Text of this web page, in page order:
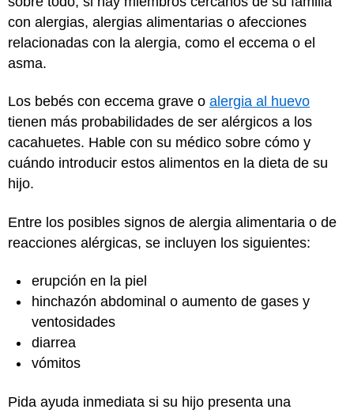
con alergias, alergias alimentarias o afecciones
relacionadas con la alergia, como el eccema o el
asma.
Los bebés con eccema grave o alergia al huevo
tienen más probabilidades de ser alérgicos a los
cacahuetes. Hable con su médico sobre cómo y
cuándo introducir estos alimentos en la dieta de su
hijo.
Entre los posibles signos de alergia alimentaria o de
reacciones alérgicas, se incluyen los siguientes:
erupción en la piel
hinchazón abdominal o aumento de gases y
ventosidades
diarrea
vómitos
Pida ayuda inmediata si su hijo presenta una